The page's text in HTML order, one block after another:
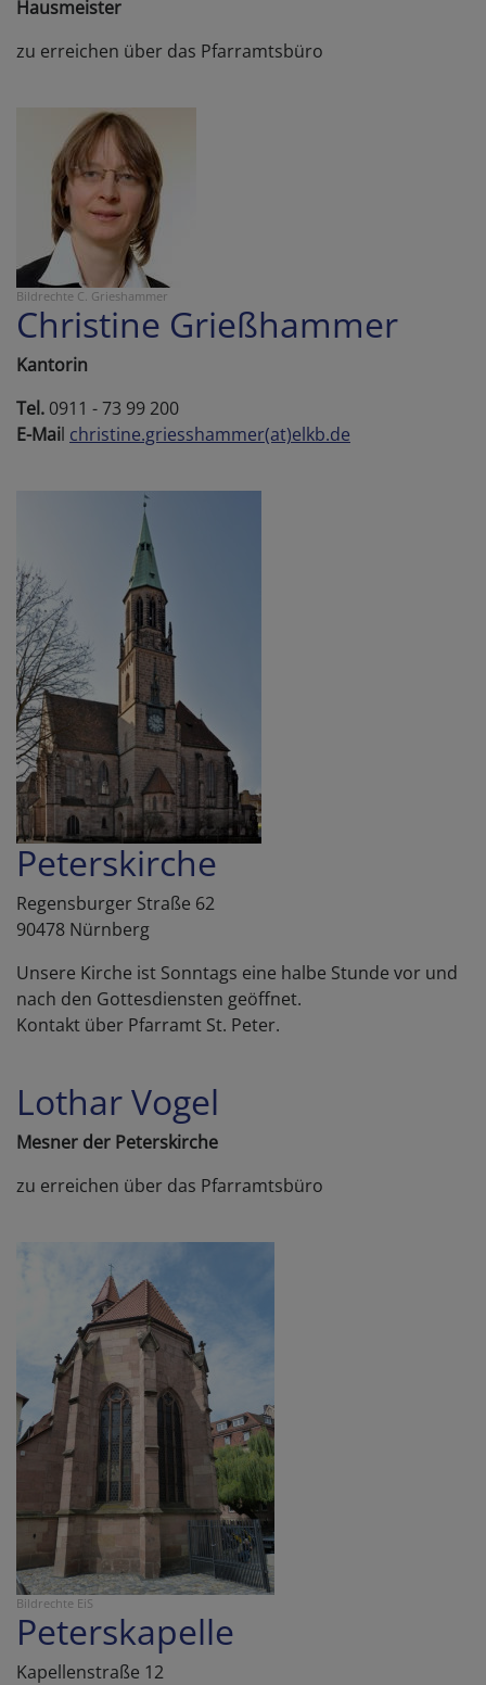
Hausmeister
zu erreichen über das Pfarramtsbüro
Bildrechte C. Grieshammer
Christine Grießhammer
Kantorin
Tel. 0911 - 73 99 200
E-Mail christine.griesshammer(at)elkb.de
Peterskirche
Regensburger Straße 62
90478 Nürnberg
Unsere Kirche ist Sonntags eine halbe Stunde vor und
nach den Gottesdiensten geöffnet.
Kontakt über Pfarramt St. Peter.
Lothar Vogel
Mesner der Peterskirche
zu erreichen über das Pfarramtsbüro
Bildrechte EiS
Peterskapelle
Kapellenstraße 12